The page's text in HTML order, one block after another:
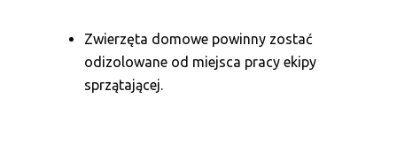
Zwierzęta domowe powinny zostać
odizolowane od miejsca pracy ekipy
sprzątającej.